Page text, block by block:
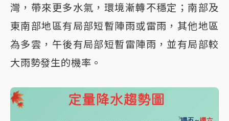
灣，帶來更多水氣，環境漸轉不穩定；南部及
東南部地區有局部短暫陣雨或雷雨，其他地區
為多雲，午後有局部短暫雷陣雨，並有局部較
大雨勢發生的機率。